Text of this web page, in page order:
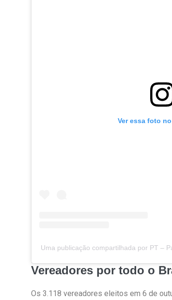
Ver essa foto
Uma publicação compartilhada por PT –
Vereadores por todo o
Os 3.118 vereadores eleitos em 6 de